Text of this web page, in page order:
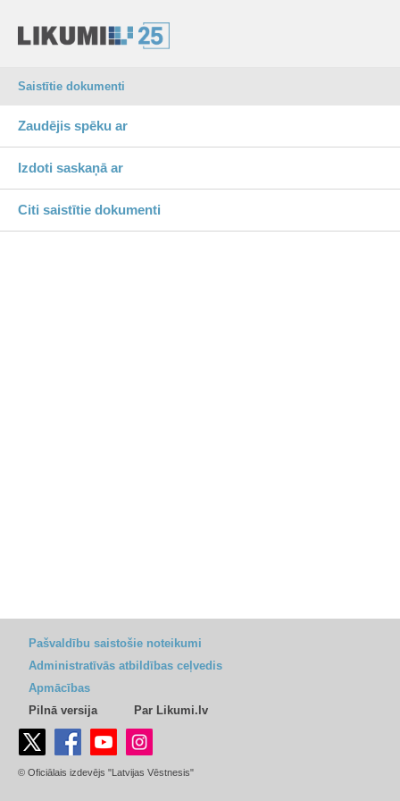
Saistītie dokumenti
Zaudējis spēku ar
Izdoti saskaņā ar
Citi saistītie dokumenti
Pašvaldību saistošie noteikumi
Administratīvās atbildības ceļvedis
Apmācības
Pilnā versija
Par Likumi.lv
© Oficiālais izdevējs "Latvijas Vēstnesis"